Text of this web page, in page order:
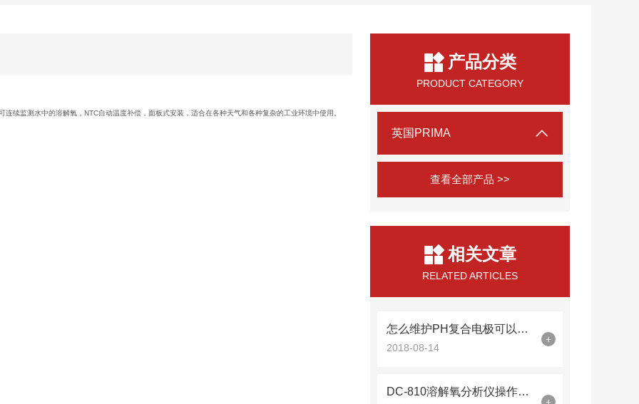
续监测水中的溶解氧，NTC自动温度补偿，面板式安装，适合在各种天气和各种复杂的工业环境中使用。
产品分类
PRODUCT CATEGORY
英国PRIMA
查看全部产品 >>
相关文章
RELATED ARTICLES
怎么维护PH复合电极可以用更久？
2018-08-14
+
DC-810溶解氧分析仪操作方法